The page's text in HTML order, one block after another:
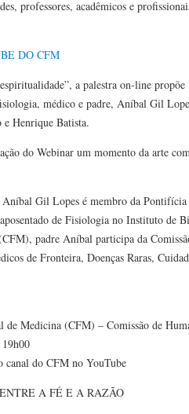
professores, acadêmicos e
DO CFM
a palestra on-line
médico e padre, Aníbal Gil
Henrique Batista.
do Webinar um momento da arte
Aníbal Gil Lopes é membro da
de Fisiologia no Instituto de
padre Aníbal participa da
de Fronteira, Doenças Raras,
de Medicina (CFM) – Comissão de
do CFM no YouTube
A FÉ E A RAZÃO